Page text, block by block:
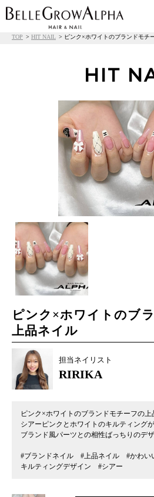
TOP HIT NAIL ピンク×ホワイトのブランドモチ
HIT
ピンク×ホワイトのブ
上品ネイル
担当ネイリスト
RIRIKA
ピンク×ホワイトのブランドモチーフの上
シアーピンクとホワイトのキルティングが
ブランド風パーツとの相性ばっちりのデ
#ブランドネイル #上品ネイル #かわ
キルティングデザイン #シアー